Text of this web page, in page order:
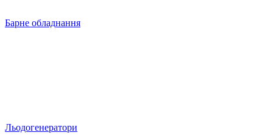
Барне обладнання
Льодогенератори